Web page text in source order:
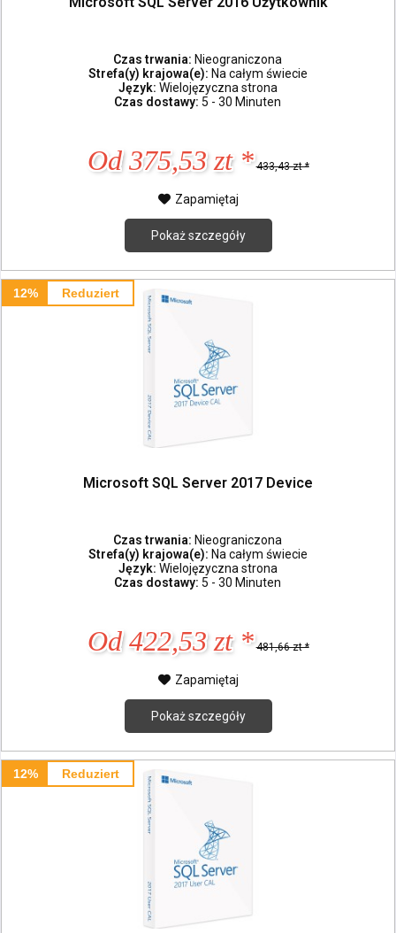
Czas trwania: Nieograniczona
Strefa(y) krajowa(e): Na całym świecie
Język: Wielojęzyczna strona
Czas dostawy: 5 - 30 Minuten
Od 375,53 zt * 433,43 zt *
Zapamiętaj
Pokaż szczegóły
12% Reduziert
Microsoft SQL Server 2017 Device
Czas trwania: Nieograniczona
Strefa(y) krajowa(e): Na całym świecie
Język: Wielojęzyczna strona
Czas dostawy: 5 - 30 Minuten
Od 422,53 zt * 481,66 zt *
Zapamiętaj
Pokaż szczegóły
12% Reduziert